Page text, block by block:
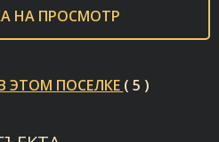
НА ПРОСМОТР
ЭТОМ ПОСЕЛКЕ ( 5 )